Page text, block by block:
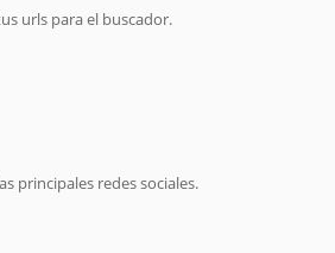
urls para el buscador.
principales redes sociales.